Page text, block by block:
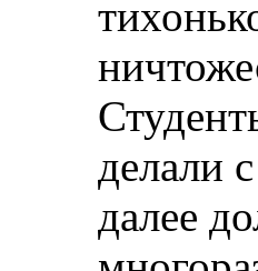
делали
далее